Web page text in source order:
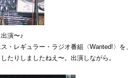
の要素が付きまとう『椿三十郎』なんか、
きゃいいじゃん！
のは私だけではないでしょう。
、
！までは同じにしておいて、
出演〜♪
・レギュラー・ラジオ番組〈Wanted!〉を、
たりしましたねえ〜。出演しながら。